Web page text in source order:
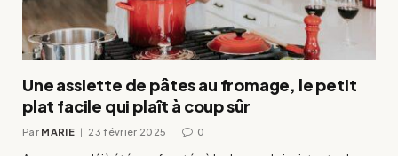
Une assiette de pâtes au fromage, le petit
plat facile qui plaît à coup sûr
Par MARIE 23 février 2025 0